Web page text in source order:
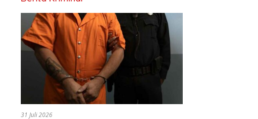
31 Juli 2026